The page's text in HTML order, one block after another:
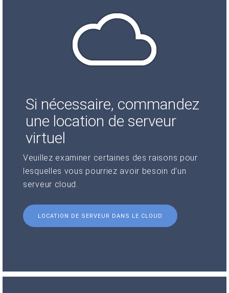
Si nécessaire, commandez
une location de serveur
virtuel
Veuillez examiner certaines des raisons pour
lesquelles vous pourriez avoir besoin d'un
serveur cloud.
LOCATION DE SERVEUR DANS LE CLOUD